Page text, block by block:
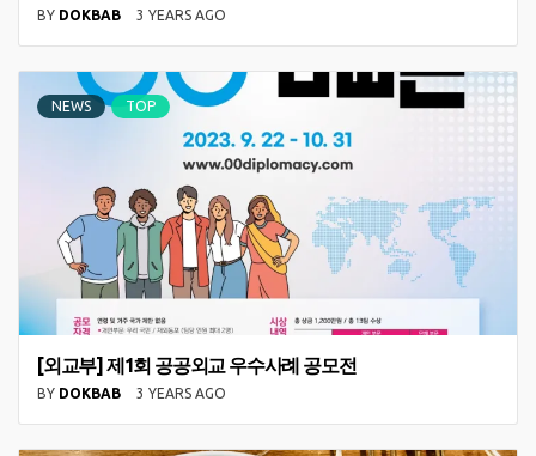
BY DOKBAB 3 YEARS AGO
NEWS TOP
[외교부] 제1회 공공외교 우수사례 공모전
BY DOKBAB 3 YEARS AGO